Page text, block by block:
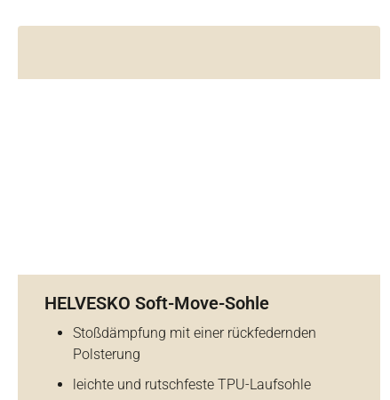
HELVESKO Soft-Move-Sohle
Stoßdämpfung mit einer rückfedernden
Polsterung
leichte und rutschfeste TPU-Laufsohle